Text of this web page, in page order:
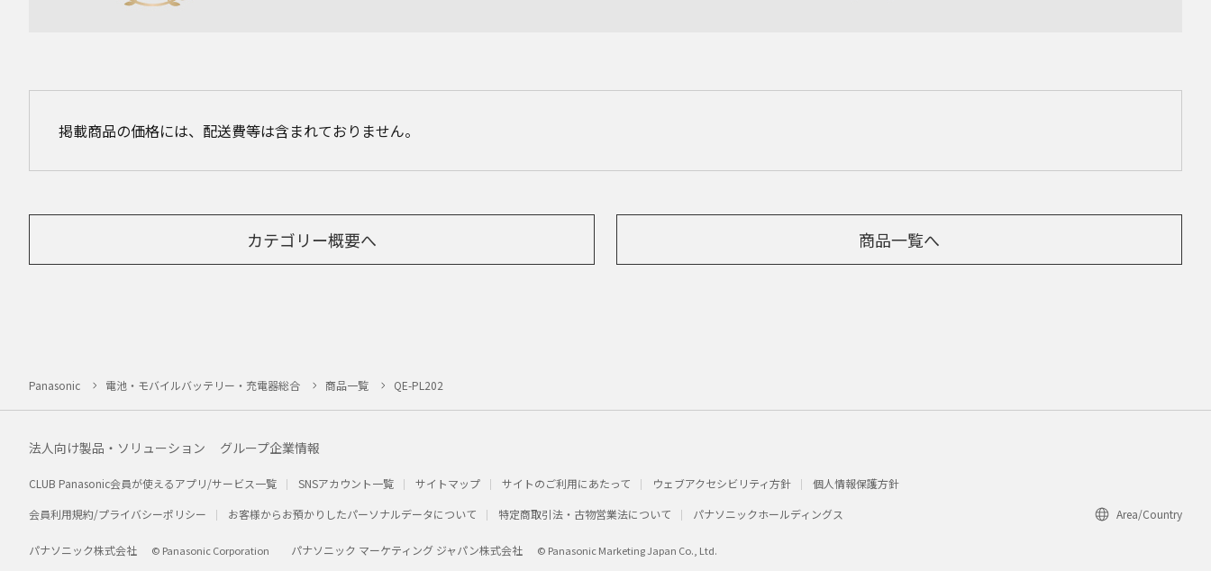
掲載商品の価格には、配送費等は含まれておりません。
カテゴリー概要へ 商品一覧へ
Panasonic 電池・モバイルバッテリー・充電器総合 商品一覧 QE-PL202
法人向け製品・ソリューション グループ企業情報
CLUB Panasonic会員が使えるアプリ/サービス一覧 SNSアカウント一覧 サイトマップ サイトのご利用にあたって ウェブアクセシビリティ方針
個人情報保護方針
会員利用規約/プライバシーポリシー
お客様からお預かりしたパーソナルデータについて 特定商取引法・古物営業法について パナソニックホールディングス Area/Country
パナソニック株式会社 © Panasonic Corporation パナソニック マーケティング ジャパン株式会社 © Panasonic Marketing Japan Co., Ltd.